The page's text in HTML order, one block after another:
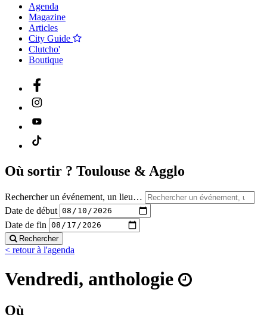
Agenda
Magazine
Articles
City Guide
Clutcho'
Boutique
Où sortir ? Toulouse & Agglo
Rechercher un événement, un lieu…
Date de début
Date de fin
Rechercher
< retour à l'agenda
Vendredi, anthologie
Où